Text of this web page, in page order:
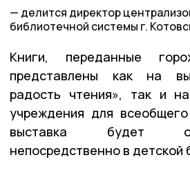
делится директор
библиотечной системы г.
Книги, переданные
представлены как на
радость чтения», так и
учреждения для
выставка будет
непосредственно в детской